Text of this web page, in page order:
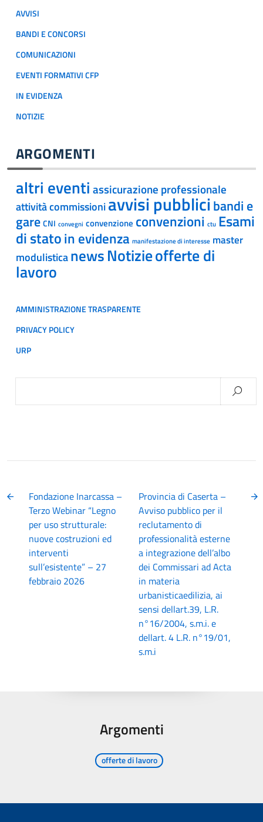
AVVISI
BANDI E CONCORSI
COMUNICAZIONI
EVENTI FORMATIVI CFP
IN EVIDENZA
NOTIZIE
ARGOMENTI
altri eventi assicurazione professionale
attività commissioniavvisi pubblici bandi e
gare CNI convegni convenzione convenzioni ctu Esami
di statoin evidenza manifestazione di interesse master
modulisticanewsNotizieofferte di
lavoro
AMMINISTRAZIONE TRASPARENTE
PRIVACY POLICY
URP
Fondazione Inarcassa –
Terzo Webinar “Legno
per uso strutturale:
nuove costruzioni ed
interventi
sull’esistente” – 27
febbraio 2026
Provincia di Caserta –
Avviso pubblico per il
reclutamento di
professionalità esterne
a integrazione dell’albo
dei Commissari ad Acta
in materia
urbanisticaedilizia, ai
sensi dellart.39, L.R.
n°16/2004, s.m.i. e
dellart. 4 L.R. n°19/01,
s.m.i
Argomenti
offerte di lavoro